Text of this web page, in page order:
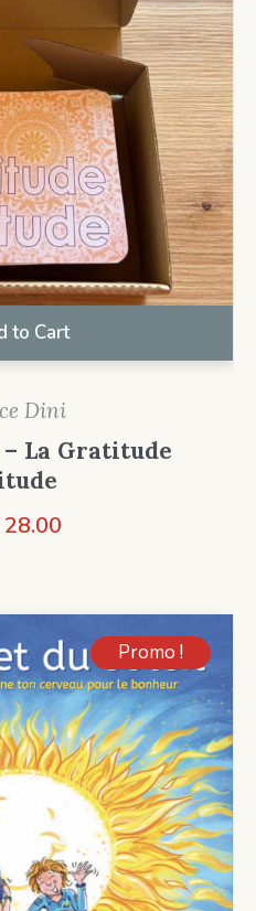
to Cart
Dini
La Gratitude
28.00
Promo !